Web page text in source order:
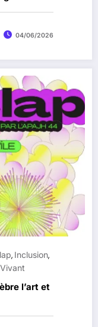
04/06/2026
, Inclusion,
l’art et